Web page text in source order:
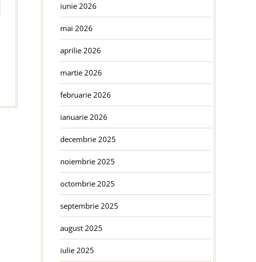
iunie 2026
mai 2026
aprilie 2026
martie 2026
februarie 2026
ianuarie 2026
decembrie 2025
noiembrie 2025
octombrie 2025
septembrie 2025
august 2025
iulie 2025